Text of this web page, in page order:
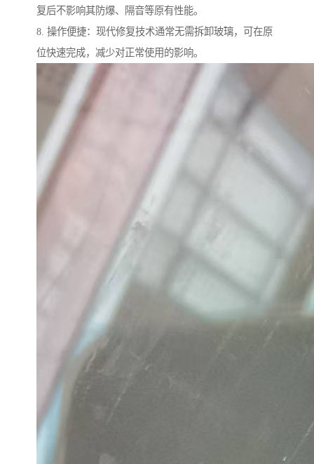
复后不影响其防爆、隔音等原有性能。
8. 操作便捷：现代修复技术通常无需拆卸玻璃，可在原
位快速完成，减少对正常使用的影响。